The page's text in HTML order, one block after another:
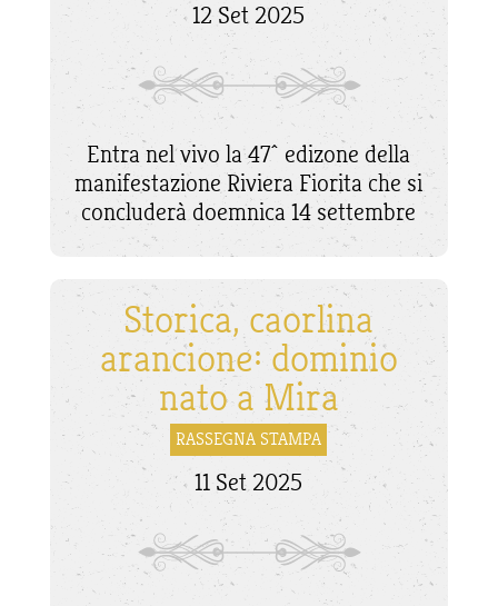
12 Set 2025
Entra nel vivo la 47^ edizone della
manifestazione Riviera Fiorita che si
concluderà doemnica 14 settembre
Storica, caorlina
arancione: dominio
nato a Mira
RASSEGNA STAMPA
11 Set 2025